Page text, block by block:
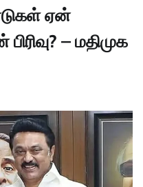
ஏன்
– மதிமுக